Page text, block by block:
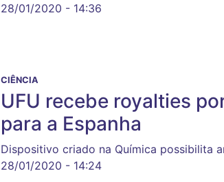
28/01/2020 - 14:36
CIÊNCIA
UFU recebe royalties
para a Espanha
Dispositivo criado na Química possibilita
28/01/2020 - 14:24